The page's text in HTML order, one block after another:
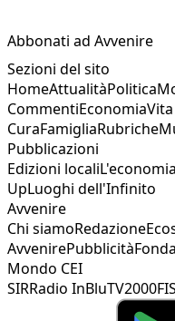
Abbonati ad Avvenire
Sezioni del sito
HomeAttualitàPolitica
CommentiEconomia
CuraFamigliaRubriche
Pubblicazioni
Edizioni locali
UpLuoghi dell'Infinito
Avvenire
Chi siamoRedazione
AvvenirePubblicità
Mondo CEI
SIRRadio InBluTV2000